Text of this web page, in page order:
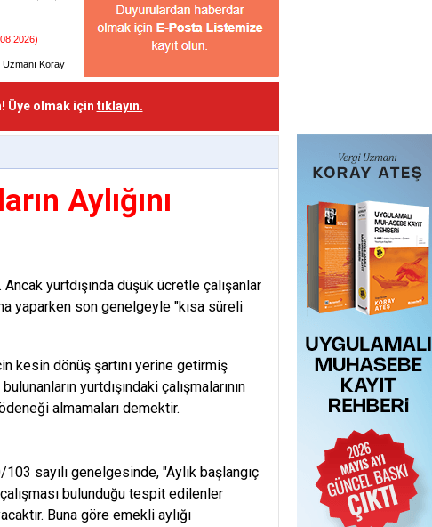
Üye olmak için tıklayın.
Aylığını
yurtdışında düşük ücretle çalışanlar
yaparken son genelgeyle "kısa süreli
kesin dönüş şartını yerine getirmiş
yurtdışındaki çalışmalarının
almamaları demektir.
sayılı genelgesinde, "Aylık başlangıç
bulunduğu tespit edilenler
Buna göre emekli aylığı